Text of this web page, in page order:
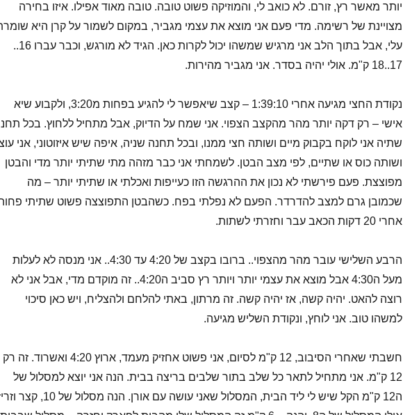
יותר מאשר רץ, זורם. לא כואב לי, והמוזיקה פשוט טובה. טובה מאוד אפילו. איזו בחירה
מצויינת של רשימה. מדי פעם אני מוצא את עצמי מגביר, במקום לשמור על קרן היא
עלי, אבל בתוך הלב אני מרגיש שמשהו יכול לקרות כאן. הגיד לא מורגש, וכבר עברו 16..
17..18 ק"מ. אולי יהיה בסדר. אני מגביר מהירות.
נקודת החצי מגיעה אחרי 1:39:10 – קצב שיאפשר לי להגיע בפחות מ3:20, ולקבוע שיא
אישי – רק דקה יותר מהר מהקצב הצפוי. אני שמח על הדיוק, אבל מתחיל ללחוץ. בכל
שתיה אני לוקח בקבוק מיים ושותה חצי ממנו, ובכל תחנה שניה, איפה שיש איזוטוני, אני
ושותה כוס או שתיים, לפי מצב הבטן. לשמחתי אני כבר מזהה מתי שתיתי יותר מדי והבטן
מפוצצת. פעם פירשתי לא נכון את ההרגשה הזו כעייפות ואכלתי או שתיתי יותר – מה
שכמובן גרם למצב להדרדר. הפעם לא נפלתי בפח. כשהבטן התפוצצה פשוט שתיתי
אחרי 20 דקות הכאב עבר וחזרתי לשתות.
הרבע השלישי עובר מהר מהצפוי.. ברובו בקצב של 4:20 עד 4:30.. אני מנסה לא לעלות
מעל ה4:30 אבל מוצא את עצמי יותר ויותר רץ סביב ה4:20.. זה מוקדם מדי, אבל אני לא
רוצה להאט. יהיה קשה, אז יהיה קשה. זה מרתון, באתי להלחם ולהצליח, ויש כאן סיכוי
למשהו טוב. אני לוחץ, ונקודת השליש מגיעה.
חשבתי שאחרי הסיבוב, 12 ק"מ לסיום, אני פשוט אחזיק מעמד, ארוץ 4:20 ואשרוד. זה רק
12 ק"מ. אני מתחיל לתאר כל שלב בתור שלבים בריצה בבית. הנה אני יוצא למסלול של
ה12 ק"מ הקל שיש לי ליד הבית, המסלול שאני עושה עם אורן. הנה מסלול של